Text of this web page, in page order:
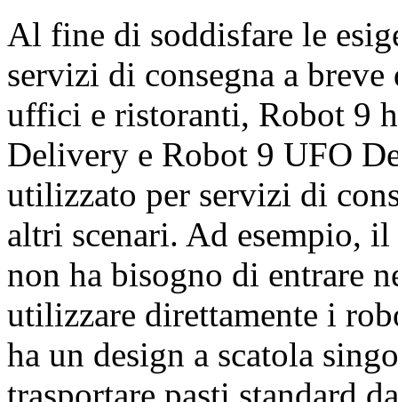
Al fine di soddisfare le
servizi di consegna a
uffici e ristoranti, Robot 9
Delivery e Robot 9 UFO
utilizzato per servizi di
altri scenari. Ad esempio, il
non ha bisogno di entrare
utilizzare direttamente i
ha un design a scatola
trasportare pasti standard